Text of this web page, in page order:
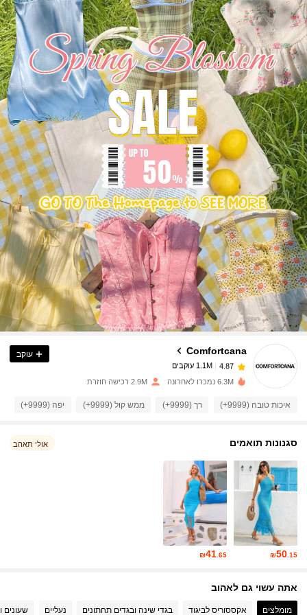
Comfortcana
4.87 1.1M עוקבים
4.87 1.1M עוקבים
y***a שילם לפני יום אחד
4.87
4.87
4.87 1.1M עוקבים
4.87 1.1M עוקבים
עוקב
6.3M נמכרו לאחרונה 2.9M רכישה חוזרת
איכות טובה (9999+) רך (9999+) ממש קול (9999+) יפה (9999+)
סגנונות תואמים אולי תאהב
₪50.15
₪41.65
אתה עשוי גם לאהוב
מומלצים אקססוריס לביגוד בגדי שינה ובגדים תחתונים נעליים שעונים